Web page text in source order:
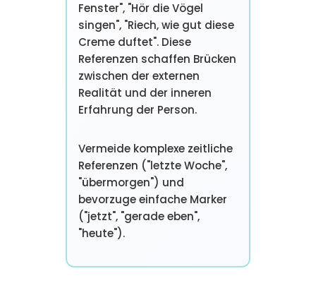
Fenster", "Hör die Vögel
singen", "Riech, wie gut diese
Creme duftet". Diese
Referenzen schaffen Brücken
zwischen der externen
Realität und der inneren
Erfahrung der Person.
Vermeide komplexe zeitliche
Referenzen ("letzte Woche",
"übermorgen") und
bevorzuge einfache Marker
("jetzt", "gerade eben",
"heute").